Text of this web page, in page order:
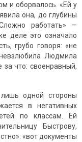
и оборвалось. «Ей у
она, до глубины
работать» —
деле это означало
грубо говоря: «не
Людмила
что: своенравный,
одной стороны
в негативных
по классам. Ей
Быстрову,
«вот документы